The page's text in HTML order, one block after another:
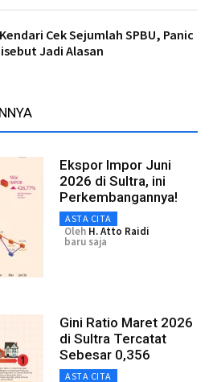
Cek Sejumlah SPBU, Panic
Jadi Alasan
Ekspor Impor Juni
2026 di Sultra, ini
Perkembangannya!
ASTA CITA
Oleh H. Atto Raidi
baru saja
Gini Ratio Maret 2026
di Sultra Tercatat
Sebesar 0,356
ASTA CITA